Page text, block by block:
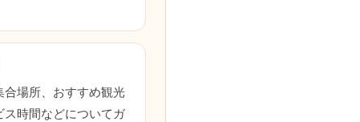
場所、おすすめ観光
ス時間などについてガ